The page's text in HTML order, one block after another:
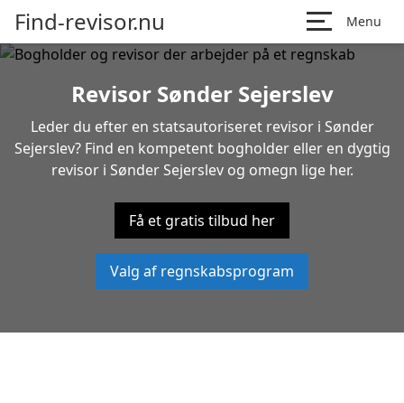
Find-revisor.nu Menu
Revisor Sønder Sejerslev
Leder du efter en statsautoriseret revisor i Sønder
Sejerslev? Find en kompetent bogholder eller en dygtig
revisor i Sønder Sejerslev og omegn lige her.
Få et gratis tilbud her
Valg af regnskabsprogram